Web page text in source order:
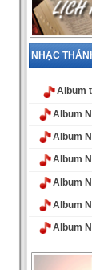
NHẠC
Album
Album
Album
Album
Album
Album
Album